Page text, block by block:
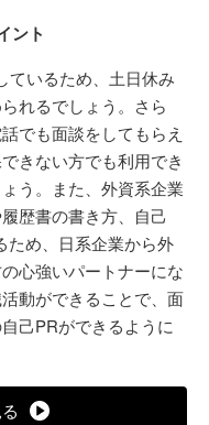
ント
ているため、土日休み
れるでしょう。さら
でも面談をしてもらえ
きない方でも利用でき
う。また、外資系企業
歴書の書き方、自己
ため、日系企業から外
心強いパートナーにな
動ができることで、面
己PRができるように